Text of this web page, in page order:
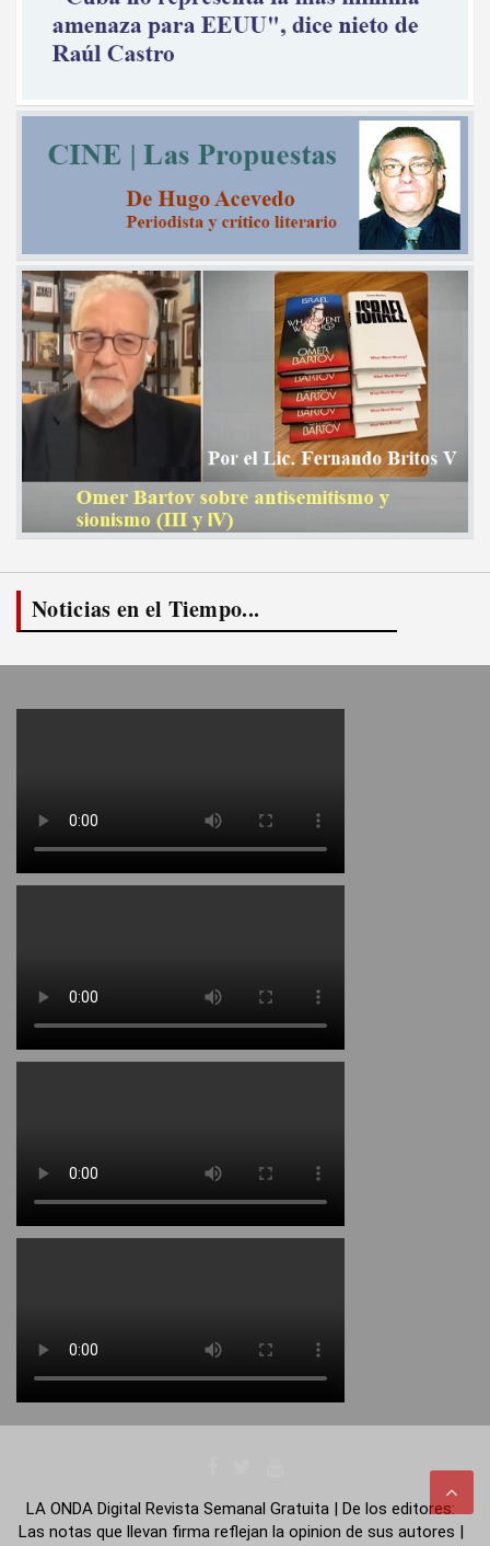
Noticias en el Tiempo...
LA ONDA Digital Revista Semanal Gratuita | De los editores:
Las notas que llevan firma reflejan la opinion de sus autores |